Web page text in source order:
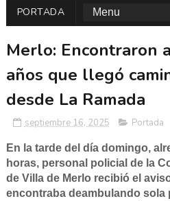
PORTADA
Merlo: Encontraron
años que llegó
desde La Ramada
septiembre 16, 2025 Portada
En la tarde del día domingo,
horas, personal policial de la
de Villa de Merlo recibió el
encontraba deambulando sola